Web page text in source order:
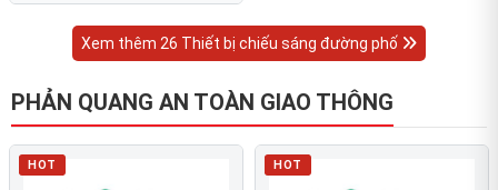
Xem thêm 26 Thiết bị chiếu sáng đường phố
PHẢN QUANG AN TOÀN GIAO THÔNG
HOT HOT